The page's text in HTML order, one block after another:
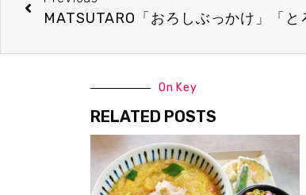
On Key
RELATED POSTS